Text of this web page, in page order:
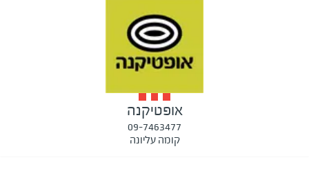
אופטיקנה
09-7463477
קומה עליונה